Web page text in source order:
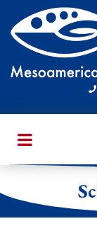
